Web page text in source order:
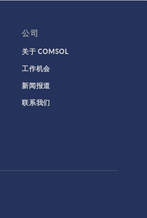
公司
关于 COMSOL
工作机会
新闻报道
联系我们